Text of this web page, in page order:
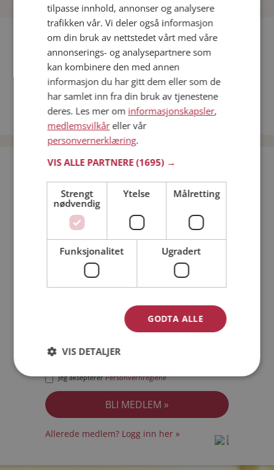
Fler single
Flere singlemenn fra Stryn: waasy ,sigmund28
Kvinner fra Stryn
Date kvinner i Norge
Date menn i Norge
Bli medlem gratis!
Jeg er en:
Jeg akseptererPersonvernreglene
Allerede medlem? Logg inn her »
tilpasse innhold, annonser og analysere
trafikken vår. Vi deler også informasjon
om din bruk av nettstedet vårt med våre
annonserings- og analysepartnere som
kan kombinere den med annen
informasjon du har gitt dem eller som de
har samlet inn fra din bruk av tjenestene
deres. Les mer om informasjonskapsler,
medlemsvilkåreller vår
personvernerklæring.
VIS ALLE PARTNERE(1695) →
Strengt
nødvendig
Ytelse Målretting
Funksjonalitet Ugradert
GODTA ALLE
VIS DETALJER